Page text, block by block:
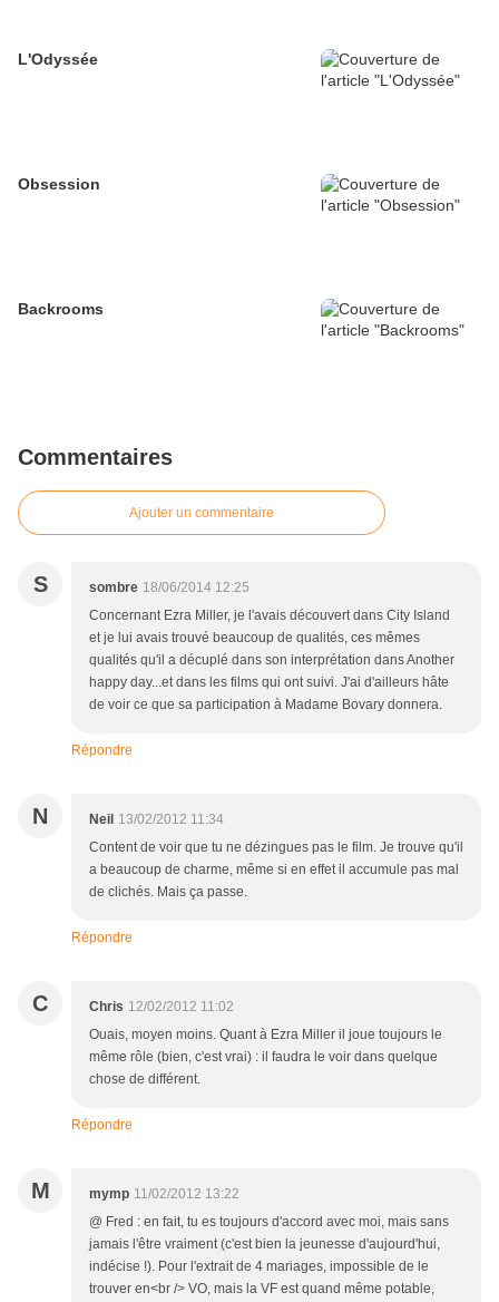
L'Odyssée
Obsession
Backrooms
Commentaires
Ajouter un commentaire
S sombre 18/06/2014 12:25
Concernant Ezra Miller, je l'avais découvert dans City Island
et je lui avais trouvé beaucoup de qualités, ces mêmes
qualités qu'il a décuplé dans son interprétation dans Another
happy day...et dans les films qui ont suivi. J'ai d'ailleurs hâte
de voir ce que sa participation à Madame Bovary donnera.
Répondre
N Neil 13/02/2012 11:34
Content de voir que tu ne dézingues pas le film. Je trouve qu'il
a beaucoup de charme, même si en effet il accumule pas mal
de clichés. Mais ça passe.
Répondre
C Chris 12/02/2012 11:02
Ouais, moyen moins. Quant à Ezra Miller il joue toujours le
même rôle (bien, c'est vrai) : il faudra le voir dans quelque
chose de différent.
Répondre
M mymp 11/02/2012 13:22
@ Fred : en fait, tu es toujours d'accord avec moi, mais sans
jamais l'être vraiment (c'est bien la jeunesse d'aujourd'hui,
indécise !). Pour l'extrait de 4 mariages, impossible de le
trouver en<br /> VO, mais la VF est quand même potable,